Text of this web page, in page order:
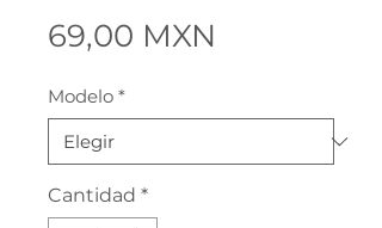
69,00 MXN
Modelo *
Cantidad *